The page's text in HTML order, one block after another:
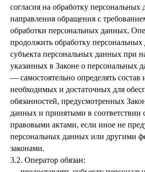
согласия на обработку персональных
направления обращения с
обработки персональных данных,
продолжить обработку персональных
субъекта персональных данных при
указанных в Законе о персональных
— самостоятельно определять состав
необходимых и достаточных для
обязанностей, предусмотренных
данных и принятыми в
правовыми актами, если иное не
персональных данных или другими
законами.
3.2. Оператор обязан: